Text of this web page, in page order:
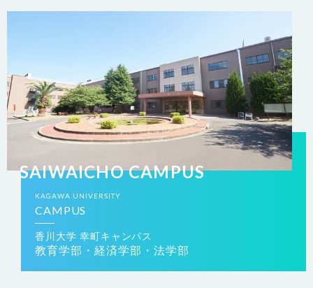
SAIWAICHO CAMPUS
KAGAWA UNIVERSITY
CAMPUS
香川大学 幸町キャンパス
教育学部・経済学部・法学部